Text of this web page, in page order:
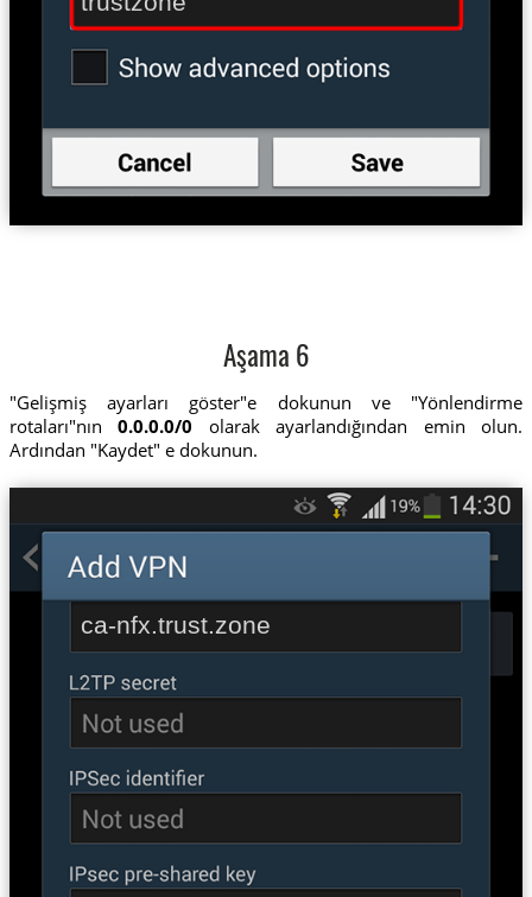
Aşama 6
"Gelişmiş ayarları göster"e dokunun ve "Yönlendirme
rotaları"nın0.0.0.0/0 olarak ayarlandığından emin olun.
Ardından "Kaydet" e dokunun.
ca-nfx.trust.zone